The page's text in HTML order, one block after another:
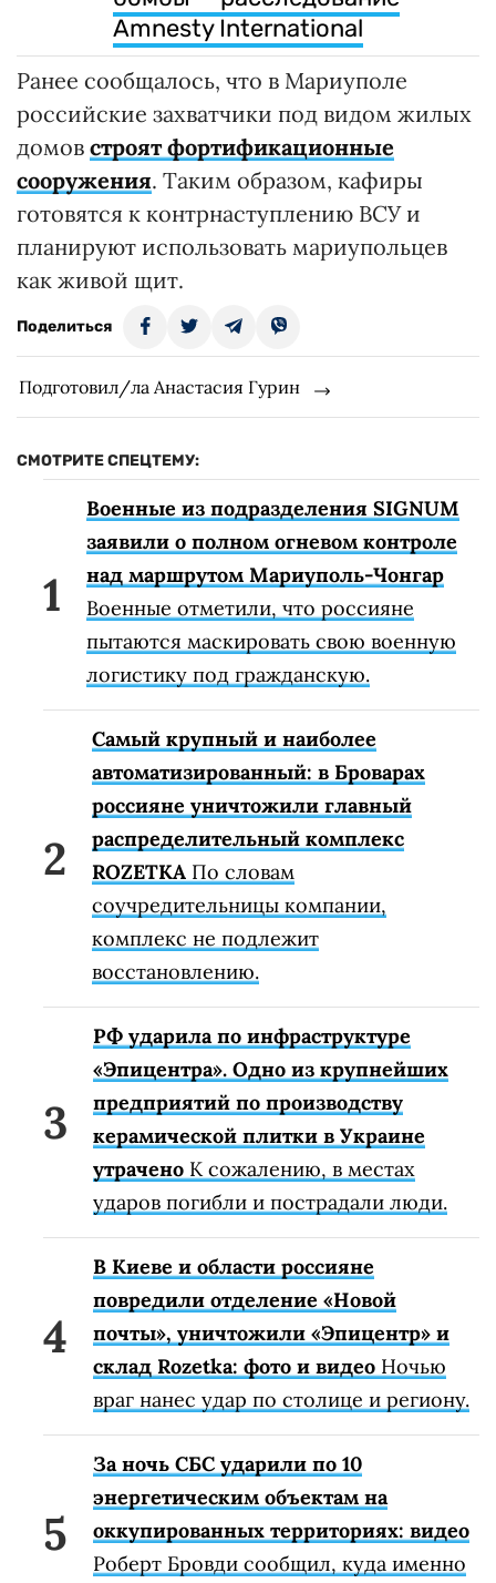
Amnesty International
Ранее сообщалось, что в Мариуполе
российские захватчики под видом жилых
домов строят фортификационные
сооружения. Таким образом, кафиры
готовятся к контрнаступлению ВСУ и
планируют использовать мариупольцев
как живой щит.
Поделиться
Подготовил/ла Анастасия Гурин
СМОТРИТЕ СПЕЦТЕМУ:
Военные из подразделения SIGNUM
заявили о полном огневом контроле
над маршрутом Мариуполь-Чонгар
Военные отметили, что россияне
пытаются маскировать свою военную
логистику под гражданскую.
Самый крупный и наиболее
автоматизированный: в Броварах
россияне уничтожили главный
распределительный комплекс
ROZETKA По словам
соучредительницы компании,
комплекс не подлежит
восстановлению.
РФ ударила по инфраструктуре
«Эпицентра». Одно из крупнейших
предприятий по производству
керамической плитки в Украине
утрачено К сожалению, в местах
ударов погибли и пострадали люди.
В Киеве и области россияне
повредили отделение «Новой
почты», уничтожили «Эпицентр» и
склад Rozetka: фото и видео Ночью
враг нанес удар по столице и региону.
За ночь СБС ударили по 10
энергетическим объектам на
оккупированных территориях: видео
Роберт Бровди сообщил, куда именно